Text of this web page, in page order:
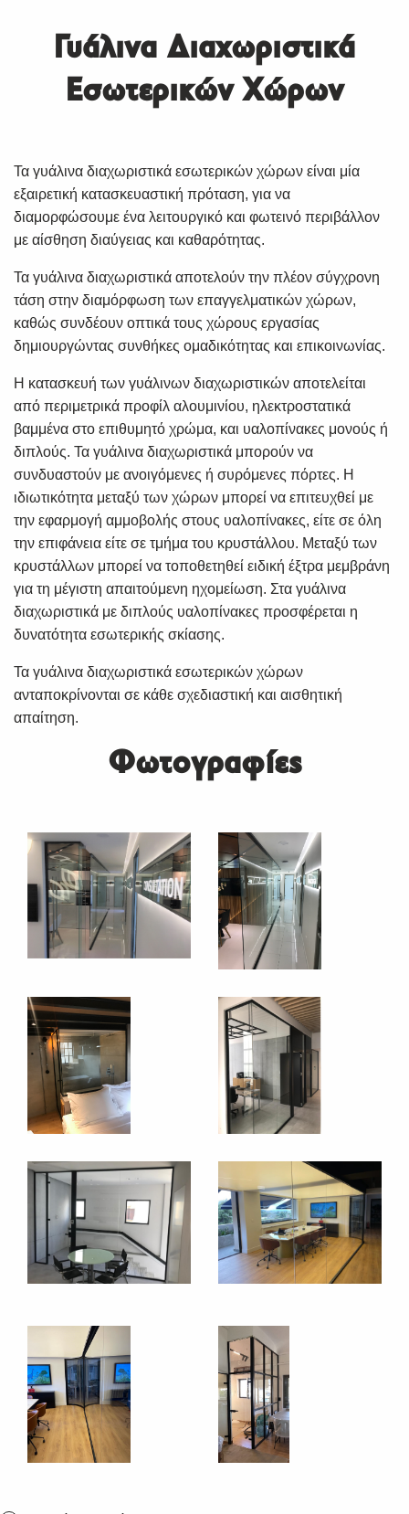
Γυάλινα Διαχωριστικά
Εσωτερικών Χώρων
Τα γυάλινα διαχωριστικά εσωτερικών χώρων είναι μία
εξαιρετική κατασκευαστική πρόταση, για να
διαμορφώσουμε ένα λειτουργικό και φωτεινό περιβάλλον
με αίσθηση διαύγειας και καθαρότητας.
Τα γυάλινα διαχωριστικά αποτελούν την πλέον σύγχρονη
τάση στην διαμόρφωση των επαγγελματικών χώρων,
καθώς συνδέουν οπτικά τους χώρους εργασίας
δημιουργώντας συνθήκες ομαδικότητας και επικοινωνίας.
Η κατασκευή των γυάλινων διαχωριστικών αποτελείται
από περιμετρικά προφίλ αλουμινίου, ηλεκτροστατικά
βαμμένα στο επιθυμητό χρώμα, και υαλοπίνακες μονούς ή
διπλούς. Τα γυάλινα διαχωριστικά μπορούν να
συνδυαστούν με ανοιγόμενες ή συρόμενες πόρτες. Η
ιδιωτικότητα μεταξύ των χώρων μπορεί να επιτευχθεί με
την εφαρμογή αμμοβολής στους υαλοπίνακες, είτε σε όλη
την επιφάνεια είτε σε τμήμα του κρυστάλλου. Μεταξύ των
κρυστάλλων μπορεί να τοποθετηθεί ειδική έξτρα μεμβράνη
για τη μέγιστη απαιτούμενη ηχομείωση. Στα γυάλινα
διαχωριστικά με διπλούς υαλοπίνακες προσφέρεται η
δυνατότητα εσωτερικής σκίασης.
Τα γυάλινα διαχωριστικά εσωτερικών χώρων
ανταποκρίνονται σε κάθε σχεδιαστική και αισθητική
απαίτηση.
Φωτογραφίες